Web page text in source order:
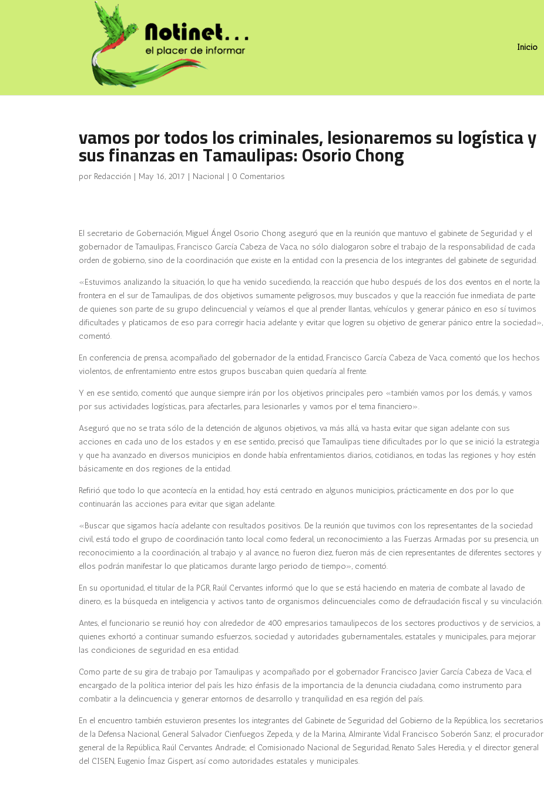
Inicio
vamos por todos los criminales, lesionaremos su logística y
sus finanzas en Tamaulipas: Osorio Chong
por Redacción | May 16, 2017 | Nacional | 0 Comentarios
El secretario de Gobernación, Miguel Ángel Osorio Chong aseguró que en la reunión que mantuvo el gabinete de Seguridad y el
gobernador de Tamaulipas, Francisco García Cabeza de Vaca, no sólo dialogaron sobre el trabajo de la responsabilidad de cada
orden de gobierno, sino de la coordinación que existe en la entidad con la presencia de los integrantes del gabinete de seguridad.
«Estuvimos analizando la situación, lo que ha venido sucediendo, la reacción que hubo después de los dos eventos en el norte, la
frontera en el sur de Tamaulipas, de dos objetivos sumamente peligrosos, muy buscados y que la reacción fue inmediata de parte
de quienes son parte de su grupo delincuencial y veíamos el que al prender llantas, vehículos y generar pánico en eso sí tuvimos
dificultades y platicamos de eso para corregir hacia adelante y evitar que logren su objetivo de generar pánico entre la sociedad»,
comentó.
En conferencia de prensa, acompañado del gobernador de la entidad, Francisco García Cabeza de Vaca, comentó que los hechos
violentos, de enfrentamiento entre estos grupos buscaban quien quedaría al frente.
Y en ese sentido, comentó que aunque siempre irán por los objetivos principales pero «también vamos por los demás, y vamos
por sus actividades logísticas, para afectarles, para lesionarles y vamos por el tema financiero».
Aseguró que no se trata sólo de la detención de algunos objetivos, va más allá, va hasta evitar que sigan adelante con sus
acciones en cada uno de los estados y en ese sentido, precisó que Tamaulipas tiene dificultades por lo que se inició la estrategia
y que ha avanzado en diversos municipios en donde había enfrentamientos diarios, cotidianos, en todas las regiones y hoy estén
básicamente en dos regiones de la entidad.
Refirió que todo lo que acontecía en la entidad, hoy está centrado en algunos municipios, prácticamente en dos por lo que
continuarán las acciones para evitar que sigan adelante.
«Buscar que sigamos hacía adelante con resultados positivos. De la reunión que tuvimos con los representantes de la sociedad
civil, está todo el grupo de coordinación tanto local como federal, un reconocimiento a las Fuerzas Armadas por su presencia, un
reconocimiento a la coordinación, al trabajo y al avance, no fueron diez, fueron más de cien representantes de diferentes sectores y
ellos podrán manifestar lo que platicamos durante largo periodo de tiempo», comentó.
En su oportunidad, el titular de la PGR, Raúl Cervantes informó que lo que se está haciendo en materia de combate al lavado de
dinero, es la búsqueda en inteligencia y activos tanto de organismos delincuenciales como de defraudación fiscal y su vinculación.
Antes, el funcionario se reunió hoy con alrededor de 400 empresarios tamaulipecos de los sectores productivos y de servicios, a
quienes exhortó a continuar sumando esfuerzos, sociedad y autoridades gubernamentales, estatales y municipales, para mejorar
las condiciones de seguridad en esa entidad.
Como parte de su gira de trabajo por Tamaulipas y acompañado por el gobernador Francisco Javier García Cabeza de Vaca, el
encargado de la política interior del país les hizo énfasis de la importancia de la denuncia ciudadana, como instrumento para
combatir a la delincuencia y generar entornos de desarrollo y tranquilidad en esa región del país.
En el encuentro también estuvieron presentes los integrantes del Gabinete de Seguridad del Gobierno de la República, los secretarios
de la Defensa Nacional, General Salvador Cienfuegos Zepeda, y de la Marina, Almirante Vidal Francisco Soberón Sanz; el procurador
general de la República, Raúl Cervantes Andrade; el Comisionado Nacional de Seguridad, Renato Sales Heredia, y el director general
del CISEN, Eugenio Ímaz Gispert, así como autoridades estatales y municipales.